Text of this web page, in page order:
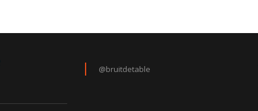
@bruitdetable